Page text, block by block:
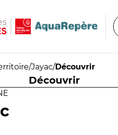
/Jayac/Découvrir
Découvrir